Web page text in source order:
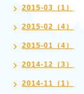
2015-03（1）
2015-02（4）
2015-01（4）
2014-12（3）
2014-11（1）